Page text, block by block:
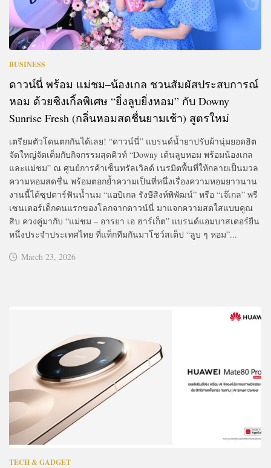
BUSINESS
ดาวน์นี่ พร้อม แม่ชม–น้องเกล ชวนสัมผัสประสบการณ์
หอม ด้วยซิงเกิ้ลพิเศษ “ยิ่งลูบยิ่งหอม” กับ Downy
Sunrise Fresh (กลิ่นหอมสดชื่นยามเช้า) สูตรใหม่
เตรียมตัวโดนตกกันได้เลย! “ดาวน์นี่” แบรนด์น้ำยาปรับผ้านุ่มยอดฮิต
จัดใหญ่จัดเต็มกับกิจกรรมสุดคิวท์ “Downy เต้นลูบหอม พร้อมน้องเกล
และแม่ชม” ณ ศูนย์การค้าเซ็นทรัลเวิลด์ เนรมิตพื้นที่ให้กลายเป็นมวล
ความหอมสดชื่น พร้อมตอกย้ำความเป็นที่หนึ่งเรื่องความหอมยาวนาน
งานนี้ได้ซุปตาร์ฟันน้ำนม “แอบิเกล รังษีสิงห์พิพัฒน์” หรือ “เจ๊เกล” พรี
เซนเตอร์เด็กคนแรกของโลกจากดาวน์นี่ มาแจกความสดใสแบบคูณ
สิบ ควงคู่มากับ “แม่ชม – อารยา เอ ฮาร์เก็ต” แบรนด์แอมบาสเดอร์ยืน
หนึ่งประจำประเทศไทย ที่แท็กทีมกันมาโชว์สเต็ป “ลูบ ๆ หอม”...
March 23, 2026
TECH & GADGET